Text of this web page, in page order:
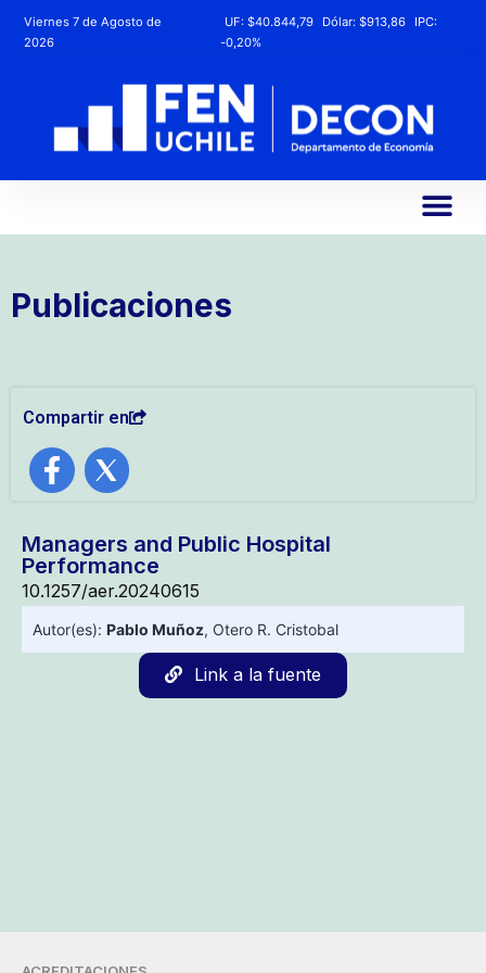
Viernes 7 de Agosto de
2026
UF: $40.844,79 Dólar: $913,86
IPC:
-0,20%
Publicaciones
Compartir en
Managers and Public Hospital
Performance
10.1257/aer.20240615
Autor(es): Pablo Muñoz, Otero R. Cristobal
Link a la fuente